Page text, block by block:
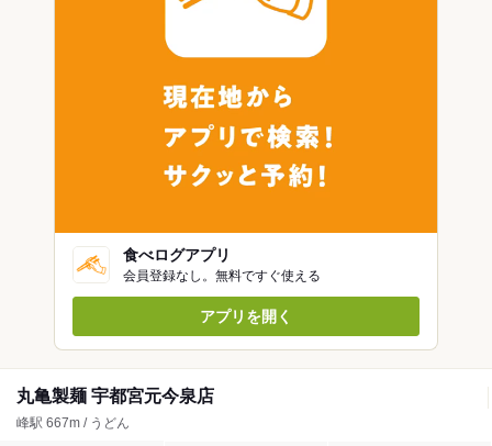
食べログアプリ
会員登録なし。無料ですぐ使える
アプリを開く
丸亀製麺 宇都宮元今泉店
峰駅 667m / うどん